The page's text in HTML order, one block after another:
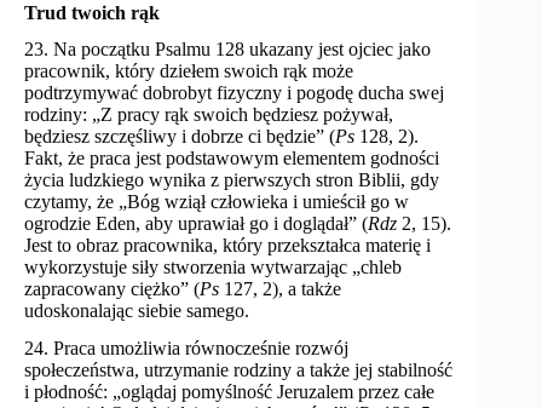
Trud twoich rąk
23. Na początku Psalmu 128 ukazany jest ojciec jako
pracownik, który dziełem swoich rąk może
podtrzymywać dobrobyt fizyczny i pogodę ducha swej
rodziny: „Z pracy rąk swoich będziesz pożywał,
będziesz szczęśliwy i dobrze ci będzie” (Ps 128, 2).
Fakt, że praca jest podstawowym elementem godności
życia ludzkiego wynika z pierwszych stron Biblii, gdy
czytamy, że „Bóg wziął człowieka i umieścił go w
ogrodzie Eden, aby uprawiał go i doglądał” (Rdz 2, 15).
Jest to obraz pracownika, który przekształca materię i
wykorzystuje siły stworzenia wytwarzając „chleb
zapracowany ciężko” (Ps 127, 2), a także
udoskonalając siebie samego.
24. Praca umożliwia równocześnie rozwój
społeczeństwa, utrzymanie rodziny a także jej stabilność
i płodność: „oglądaj pomyślność Jeruzalem przez całe